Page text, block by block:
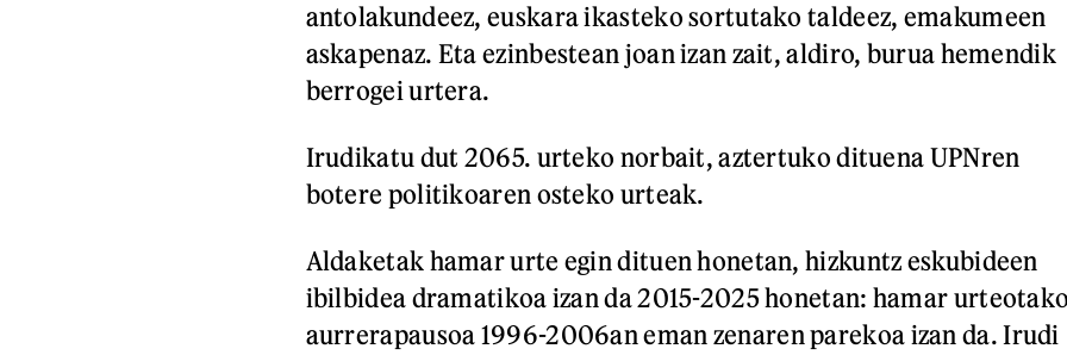
antolakundeez, euskara ikasteko sortutako taldeez, emakumeen
askapenaz. Eta ezinbestean joan izan zait, aldiro, burua hemendik
berrogei urtera.
Irudikatu dut 2065. urteko norbait, aztertuko dituena UPNren
botere politikoaren osteko urteak.
Aldaketak hamar urte egin dituen honetan, hizkuntz eskubideen
ibilbidea dramatikoa izan da 2015-2025 honetan: hamar
aurrerapausoa 1996-2006an eman zenaren parekoa izan da. Irudi